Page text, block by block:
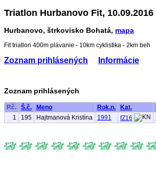
Triatlon Hurbanovo Fit, 10.09.2016
Hurbanovo, štrkovisko Bohatá, mapa
Fit triatlon 400m plávanie - 10km cyklistika - 2km beh
Zoznam prihlásených Informácie
Zoznam prihlásených
P.č. Š.č. Meno Rok.n. Kat.
1
195 Hajtmanová Kristína 1991 fZ16